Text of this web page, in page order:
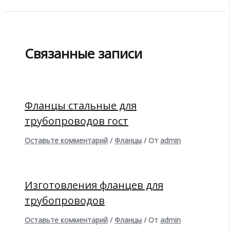
Связанные записи
Фланцы стальные для
трубопроводов гост
Оставьте комментарий / Фланцы / От admin
Изготовления фланцев для
трубопроводов
Оставьте комментарий / Фланцы / От admin